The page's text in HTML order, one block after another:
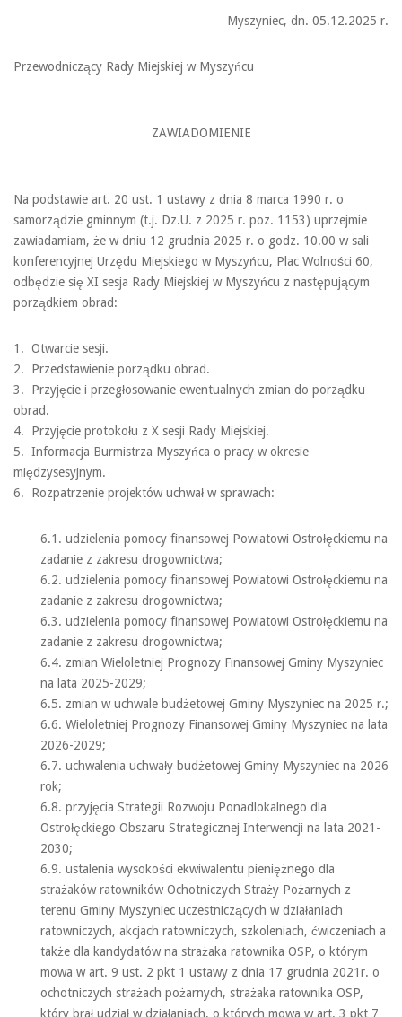
Myszyniec, dn. 05.12.2025 r.
Przewodniczący Rady Miejskiej w Myszyńcu
ZAWIADOMIENIE
Na podstawie art. 20 ust. 1 ustawy z dnia 8 marca 1990 r. o
samorządzie gminnym (t.j. Dz.U. z 2025 r. poz. 1153) uprzejmie
zawiadamiam, że w dniu 12 grudnia 2025 r. o godz. 10.00 w sali
konferencyjnej Urzędu Miejskiego w Myszyńcu, Plac Wolności 60,
odbędzie się XI sesja Rady Miejskiej w Myszyńcu z następującym
porządkiem obrad:
1. Otwarcie sesji.
2. Przedstawienie porządku obrad.
3. Przyjęcie i przegłosowanie ewentualnych zmian do porządku
obrad.
4. Przyjęcie protokołu z X sesji Rady Miejskiej.
5. Informacja Burmistrza Myszyńca o pracy w okresie
międzysesyjnym.
6. Rozpatrzenie projektów uchwał w sprawach:
6.1. udzielenia pomocy finansowej Powiatowi Ostrołęckiemu na
zadanie z zakresu drogownictwa;
6.2. udzielenia pomocy finansowej Powiatowi Ostrołęckiemu na
zadanie z zakresu drogownictwa;
6.3. udzielenia pomocy finansowej Powiatowi Ostrołęckiemu na
zadanie z zakresu drogownictwa;
6.4. zmian Wieloletniej Prognozy Finansowej Gminy Myszyniec
na lata 2025-2029;
6.5. zmian w uchwale budżetowej Gminy Myszyniec na 2025 r.;
6.6. Wieloletniej Prognozy Finansowej Gminy Myszyniec na lata
2026-2029;
6.7. uchwalenia uchwały budżetowej Gminy Myszyniec na 2026
rok;
6.8. przyjęcia Strategii Rozwoju Ponadlokalnego dla
Ostrołęckiego Obszaru Strategicznej Interwencji na lata 2021-
2030;
6.9. ustalenia wysokości ekwiwalentu pieniężnego dla
strażaków ratowników Ochotniczych Straży Pożarnych z
terenu Gminy Myszyniec uczestniczących w działaniach
ratowniczych, akcjach ratowniczych, szkoleniach, ćwiczeniach a
także dla kandydatów na strażaka ratownika OSP, o którym
mowa w art. 9 ust. 2 pkt 1 ustawy z dnia 17 grudnia 2021r. o
ochotniczych strażach pożarnych, strażaka ratownika OSP,
który brał udział w działaniach, o których mowa w art. 3 pkt 7